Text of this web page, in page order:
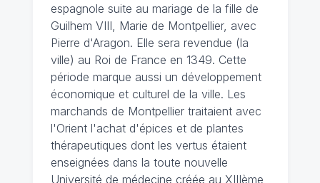
espagnole suite au mariage de la fille de
Guilhem VIII, Marie de Montpellier, avec
Pierre d'Aragon. Elle sera revendue (la
ville) au Roi de France en 1349. Cette
période marque aussi un développement
économique et culturel de la ville. Les
marchands de Montpellier traitaient avec
l'Orient l'achat d'épices et de plantes
thérapeutiques dont les vertus étaient
enseignées dans la toute nouvelle
Université de médecine créée au XIIIème